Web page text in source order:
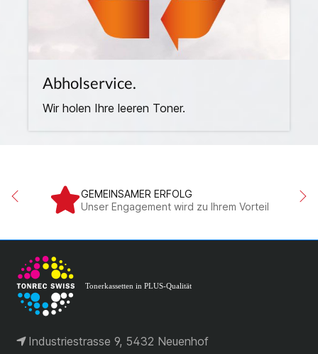
Abholservice.
Wir holen Ihre leeren Toner.
GEMEINSAMER ERFOLG
Unser Engagement wird zu Ihrem Vorteil
Industriestrasse 9, 5432 Neuenhof